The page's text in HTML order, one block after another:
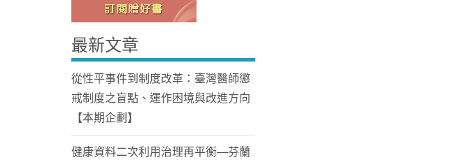
Home
最新文章
從性平事件到制度改革：臺灣醫師懲
戒制度之盲點、運作困境與改進方向
【本期企劃】
健康資料二次利用治理再平衡—芬蘭